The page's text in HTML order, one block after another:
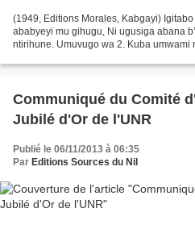
(1949, Editions Morales, Kabgayi) Igitabo
ababyeyi mu gihugu, Ni ugusiga abana
ntirihune. Umuvugo wa 2. Kuba
Communiqué du Comité
Jubilé d'Or de l'UNR
Publié le 06/11/2013 à 06:35
Par Editions Sources du Nil